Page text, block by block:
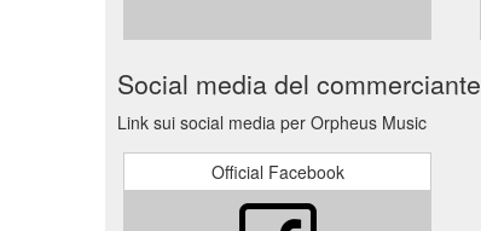
Social media del commerciante
Link sui social media per Orpheus Music
Official Facebook